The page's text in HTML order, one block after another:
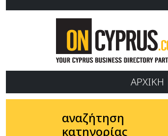
ΑΡΧΙΚΗ
αναζήτηση
κατηγορίας